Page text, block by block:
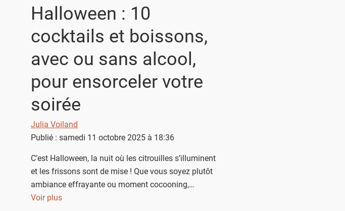
Halloween : 10
cocktails et boissons,
avec ou sans alcool,
pour ensorceler votre
soirée
Julia Voiland
Publié : samedi 11 octobre 2025 à 18:36
C’est Halloween, la nuit où les citrouilles s’illuminent
et les frissons sont de mise ! Que vous soyez plutôt
ambiance effrayante ou moment cocooning,
découvrez nos meilleures recettes de boissons pour
Voir plus